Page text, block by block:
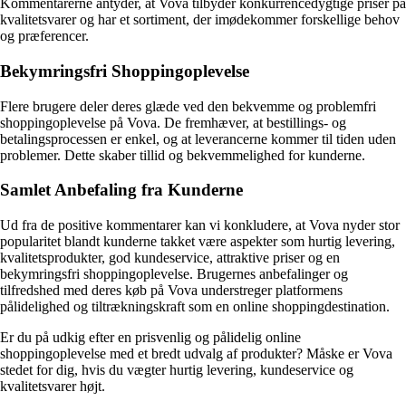
Kommentarerne antyder, at Vova tilbyder konkurrencedygtige priser på
kvalitetsvarer og har et sortiment, der imødekommer forskellige behov
og præferencer.
Bekymringsfri Shoppingoplevelse
Flere brugere deler deres glæde ved den bekvemme og problemfri
shoppingoplevelse på Vova. De fremhæver, at bestillings- og
betalingsprocessen er enkel, og at leverancerne kommer til tiden uden
problemer. Dette skaber tillid og bekvemmelighed for kunderne.
Samlet Anbefaling fra Kunderne
Ud fra de positive kommentarer kan vi konkludere, at Vova nyder stor
popularitet blandt kunderne takket være aspekter som hurtig levering,
kvalitetsprodukter, god kundeservice, attraktive priser og en
bekymringsfri shoppingoplevelse. Brugernes anbefalinger og
tilfredshed med deres køb på Vova understreger platformens
pålidelighed og tiltrækningskraft som en online shoppingdestination.
Er du på udkig efter en prisvenlig og pålidelig online
shoppingoplevelse med et bredt udvalg af produkter? Måske er Vova
stedet for dig, hvis du vægter hurtig levering, kundeservice og
kvalitetsvarer højt.